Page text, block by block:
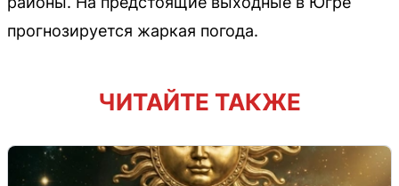
прогнозируется жаркая погода.
ЧИТАЙТЕ ТАКЖЕ